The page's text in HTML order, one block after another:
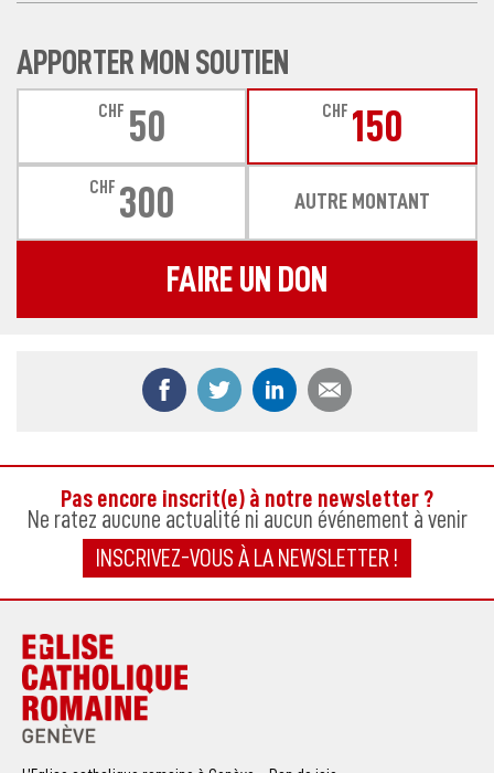
APPORTER MON SOUTIEN
CHF 50 CHF 150
CHF 300 AUTRE MONTANT
FAIRE UN DON
Partager ce contenu sur Facebook
Partager ce contenu sur Twitter
Partager ce contenu
Pas encore inscrit(e) à notre newsletter ?
Ne ratez aucune actualité ni aucun événement à venir
INSCRIVEZ-VOUS À LA NEWSLETTER !